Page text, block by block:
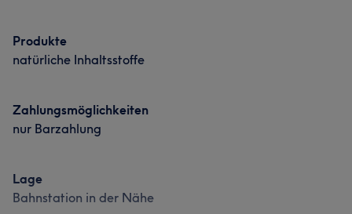
Produkte
natürliche Inhaltsstoffe
Zahlungsmöglichkeiten
nur Barzahlung
Lage
Bahnstation in der Nähe